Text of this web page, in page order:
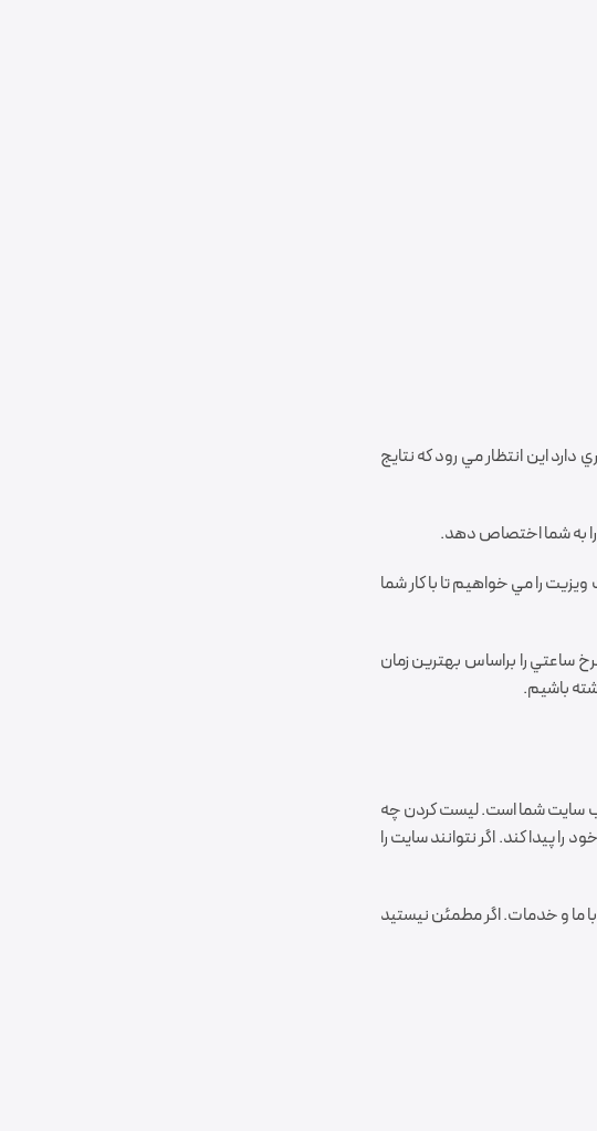
اين انتظار مي رود که نتايج
را به شما اختصاص دهد.
ويزيت را مي خواهيم تا با کار شما
را براساس بهترين زمان
باشيم.
سايت شما است. ليست کردن چه
پيدا کند. اگر نتوانند سايت را
ما و خدمات. اگر مطمئن نيستيد